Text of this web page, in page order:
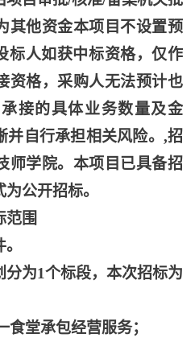
其他资金本项目不设置预
标人如获中标资格，仅作
资格，采购人无法预计也
接的具体业务数量及金
并自行承担相关风险。,招
师学院。本项目已具备招
公开招标。
范围
分为1个标段，本次招标为
食堂承包经营服务；